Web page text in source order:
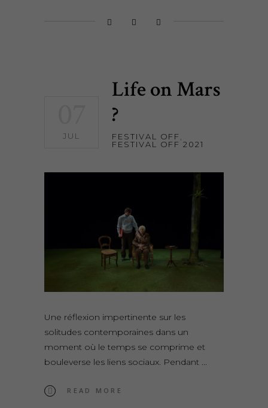
JUL
Life on Mars
?
FESTIVAL OFF ,
FESTIVAL OFF 2021
Une réflexion impertinente sur les
solitudes contemporaines dans un
moment où le temps se comprime et
bouleverse les liens sociaux. Pendant
READ MORE